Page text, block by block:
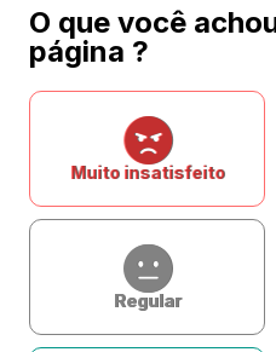
O que você
página ?
Muito insatisfeito
Regular